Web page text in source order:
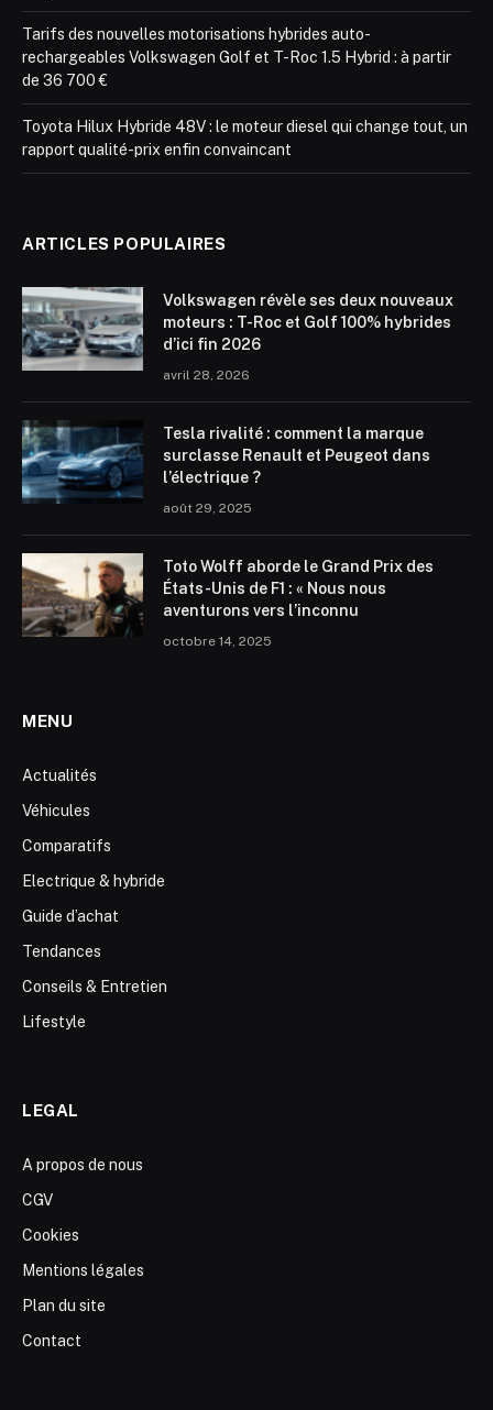
Tarifs des nouvelles motorisations hybrides auto-
rechargeables Volkswagen Golf et T-Roc 1.5 Hybrid : à partir
de 36 700 €
Toyota Hilux Hybride 48V : le moteur diesel qui change tout, un
rapport qualité-prix enfin convaincant
ARTICLES POPULAIRES
Volkswagen révèle ses deux nouveaux
moteurs : T-Roc et Golf 100% hybrides
d’ici fin 2026
avril 28, 2026
Tesla rivalité : comment la marque
surclasse Renault et Peugeot dans
l’électrique ?
août 29, 2025
Toto Wolff aborde le Grand Prix des
États-Unis de F1 : « Nous nous
aventurons vers l’inconnu
octobre 14, 2025
MENU
Actualités
Véhicules
Comparatifs
Electrique & hybride
Guide d’achat
Tendances
Conseils & Entretien
Lifestyle
LEGAL
A propos de nous
CGV
Cookies
Mentions légales
Plan du site
Contact